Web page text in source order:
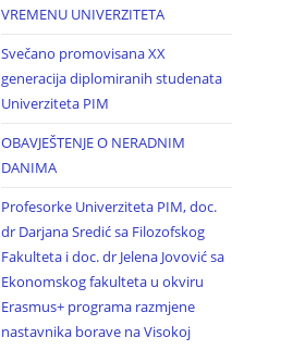
VREMENU UNIVERZITETA
Svečano promovisana XX
generacija diplomiranih studenata
Univerziteta PIM
OBAVJEŠTENJE O NERADNIM
DANIMA
Profesorke Univerziteta PIM, doc.
dr Darjana Sredić sa Filozofskog
Fakulteta i doc. dr Jelena Jovović sa
Ekonomskog fakulteta u okviru
Erasmus+ programa razmjene
nastavnika borave na Visokoj